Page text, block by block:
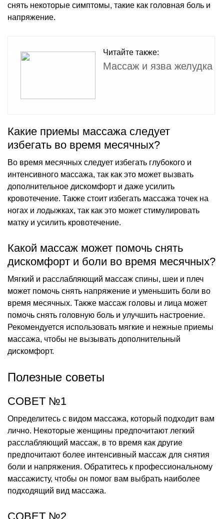
снять некоторые симптомы, такие как головная боль и
напряжение.
Читайте также:
Массаж и язва желудка
Какие приемы массажа следует
избегать во время месячных?
Во время месячных следует избегать глубокого и
интенсивного массажа, так как это может вызвать
дополнительное дискомфорт и даже усилить
кровотечение. Также стоит избегать массажа точек на
ногах и лодыжках, так как это может стимулировать
матку и усилить кровотечение.
Какой массаж может помочь снять
дискомфорт и боли во время месячных?
Мягкий и расслабляющий массаж спины, шеи и плеч
может помочь снять напряжение и уменьшить боли во
время месячных. Также массаж головы и лица может
помочь снять головную боль и улучшить настроение.
Рекомендуется использовать мягкие и нежные приемы
массажа, чтобы не вызывать дополнительный
дискомфорт.
Полезные советы
СОВЕТ №1
Определитесь с видом массажа, который подходит вам
лично. Некоторые женщины предпочитают легкий
расслабляющий массаж, в то время как другие
предпочитают более интенсивный массаж для снятия
боли и напряжения. Обратитесь к профессиональному
массажисту, чтобы он помог вам выбрать наиболее
подходящий вид массажа.
СОВЕТ №2